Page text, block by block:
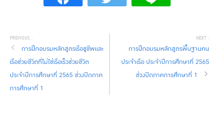
การฝึกอบรมหลักสูตรเรือชูชีพและ
เรือช่วยชีวิตที่ไม่ใช่เรือเร็วช่วยชีวิต
ประจำปีการศึกษาที่ 2565 ช่วงปิดภาค
การศึกษาที่ 1
การฝึกอบรมหลักสูตรพื้นฐานคน
ประจำเรือ ประจำปีการศึกษาที่ 2565
ช่วงปิดภาคการศึกษาที่ 1